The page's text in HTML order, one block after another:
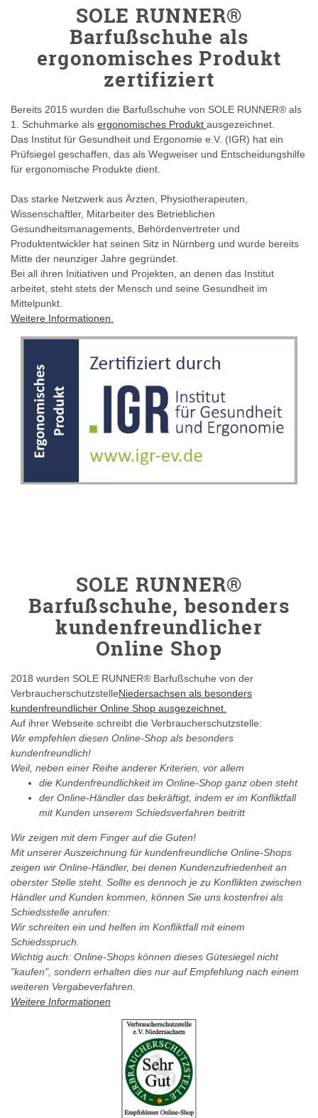
SOLE RUNNER®
Barfußschuhe als
ergonomisches Produkt
zertifiziert
Bereits 2015 wurden die Barfußschuhe von SOLE RUNNER® als
1. Schuhmarke als ergonomisches Produkt ausgezeichnet.
Das Institut für Gesundheit und Ergonomie e.V. (IGR) hat ein
Prüfsiegel geschaffen, das als Wegweiser und Entscheidungshilfe
für ergonomische Produkte dient.
Das starke Netzwerk aus Ärzten, Physiotherapeuten,
Wissenschaftler, Mitarbeiter des Betrieblichen
Gesundheitsmanagements, Behördenvertreter und
Produktentwickler hat seinen Sitz in Nürnberg und wurde bereits
Mitte der neunziger Jahre gegründet.
Bei all ihren Initiativen und Projekten, an denen das Institut
arbeitet, steht stets der Mensch und seine Gesundheit im
Mittelpunkt.
Weitere Informationen.
SOLE RUNNER®
Barfußschuhe, besonders
kundenfreundlicher
Online Shop
2018 wurden SOLE RUNNER® Barfußschuhe von der
VerbraucherschutzstelleNiedersachsen als besonders
kundenfreundlicher Online Shop ausgezeichnet.
Auf ihrer Webseite schreibt die Verbraucherschutzstelle:
Wir empfehlen diesen Online-Shop als besonders
kundenfreundlich!
Weil, neben einer Reihe anderer Kriterien, vor allem
die Kundenfreundlichkeit im Online-Shop ganz oben steht
der Online-Händler das bekräftigt, indem er im Konfliktfall
mit Kunden unserem Schiedsverfahren beitritt
Wir zeigen mit dem Finger auf die Guten!
Mit unserer Auszeichnung für kundenfreundliche Online-Shops
zeigen wir Online-Händler, bei denen Kundenzufriedenheit an
oberster Stelle steht. Sollte es dennoch je zu Konflikten zwischen
Händler und Kunden kommen, können Sie uns kostenfrei als
Schiedsstelle anrufen:
Wir schreiten ein und helfen im Konfliktfall mit einem
Schiedsspruch.
Wichtig auch: Online-Shops können dieses Gütesiegel nicht
"kaufen", sondern erhalten dies nur auf Empfehlung nach einem
weiteren Vergabeverfahren.
Weitere Informationen